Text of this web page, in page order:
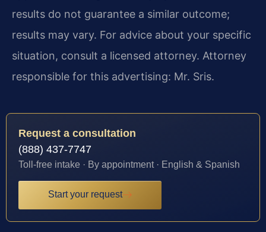
results do not guarantee a similar outcome;
results may vary. For advice about your specific
situation, consult a licensed attorney. Attorney
responsible for this advertising: Mr. Sris.
Request a consultation
(888) 437-7747
Toll-free intake · By appointment · English & Spanish
Start your request